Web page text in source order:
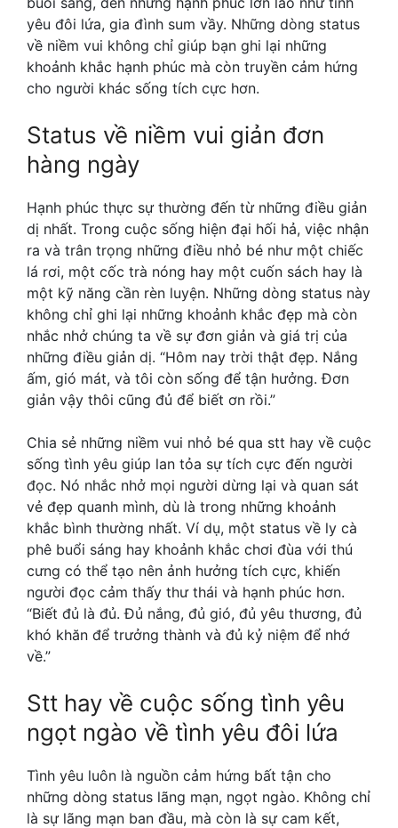
yêu đôi lứa, gia đình sum vầy. Những dòng status
về niềm vui không chỉ giúp bạn ghi lại những
khoảnh khắc hạnh phúc mà còn truyền cảm hứng
cho người khác sống tích cực hơn.
Status về niềm vui giản đơn
hàng ngày
Hạnh phúc thực sự thường đến từ những điều giản
dị nhất. Trong cuộc sống hiện đại hối hả, việc nhận
ra và trân trọng những điều nhỏ bé như một chiếc
lá rơi, một cốc trà nóng hay một cuốn sách hay là
một kỹ năng cần rèn luyện. Những dòng status này
không chỉ ghi lại những khoảnh khắc đẹp mà còn
nhắc nhở chúng ta về sự đơn giản và giá trị của
những điều giản dị. “Hôm nay trời thật đẹp. Nắng
ấm, gió mát, và tôi còn sống để tận hưởng. Đơn
giản vậy thôi cũng đủ để biết ơn rồi.”
Chia sẻ những niềm vui nhỏ bé qua stt hay về cuộc
sống tình yêu giúp lan tỏa sự tích cực đến người
đọc. Nó nhắc nhở mọi người dừng lại và quan sát
vẻ đẹp quanh mình, dù là trong những khoảnh
khắc bình thường nhất. Ví dụ, một status về ly cà
phê buổi sáng hay khoảnh khắc chơi đùa với thú
cưng có thể tạo nên ảnh hưởng tích cực, khiến
người đọc cảm thấy thư thái và hạnh phúc hơn.
“Biết đủ là đủ. Đủ nắng, đủ gió, đủ yêu thương, đủ
khó khăn để trưởng thành và đủ kỷ niệm để nhớ
về.”
Stt hay về cuộc sống tình yêu
ngọt ngào về tình yêu đôi lứa
Tình yêu luôn là nguồn cảm hứng bất tận cho
những dòng status lãng mạn, ngọt ngào. Không chỉ
là sự lãng mạn ban đầu, mà còn là sự cam kết,